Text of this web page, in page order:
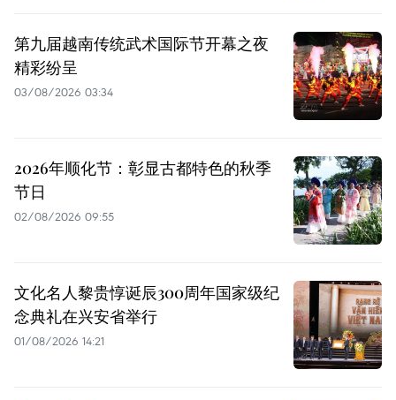
第九届越南传统武术国际节开幕之夜
精彩纷呈
03/08/2026 03:34
2026年顺化节：彰显古都特色的秋季
节日
02/08/2026 09:55
文化名人黎贵惇诞辰300周年国家级纪
念典礼在兴安省举行
01/08/2026 14:21